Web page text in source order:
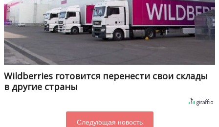
Wildberries готовится перенести свои склады
в другие страны
Следующая новость